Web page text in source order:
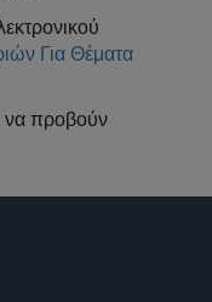
Για Θέματα
να προβούν